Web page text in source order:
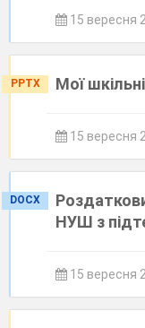
15 вересня
PPTX Мої
15 вересня
DOCX
НУШ з
15 вересня